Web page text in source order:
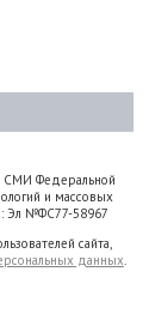
СМИ Федеральной
и массовых
Эл №ФС77-58967
сайта,
данных.